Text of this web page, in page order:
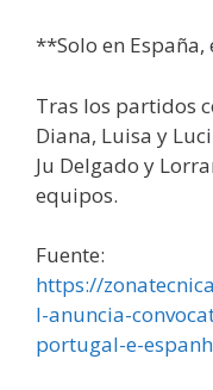
**Solo en España,
Tras los partidos
Diana, Luisa y
Ju Delgado y
equipos.
Fuente:
https://
l-anuncia-
portugal-e-